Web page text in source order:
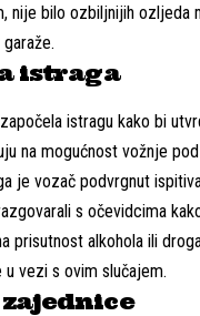
nije bilo ozbiljnijih ozljeda
istraga
istragu kako bi
na mogućnost vožnje
je vozač podvrgnut
s očevidcima
prisutnost alkohola ili
vezi s ovim slučajem.